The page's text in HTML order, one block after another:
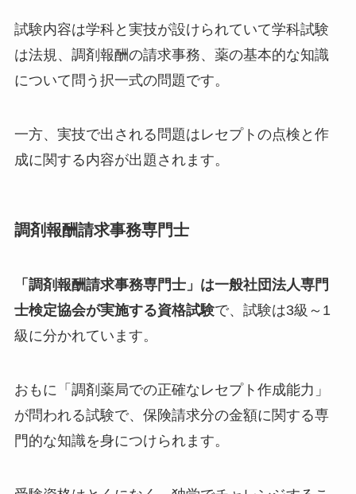
試験内容は学科と実技が設けられていて学科試験
は法規、調剤報酬の請求事務、薬の基本的な知識
について問う択一式の問題です。
一方、実技で出される問題はレセプトの点検と作
成に関する内容が出題されます。
調剤報酬請求事務専門士
「調剤報酬請求事務専門士」は一般社団法人専門
士検定協会が実施する資格試験で、試験は3級～1
級に分かれています。
おもに「調剤薬局での正確なレセプト作成能力」
が問われる試験で、保険請求分の金額に関する専
門的な知識を身につけられます。